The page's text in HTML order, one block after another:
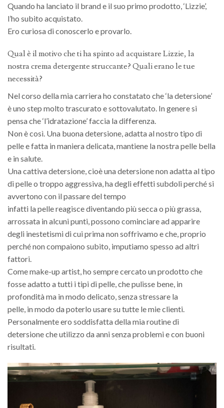
Quando ha lanciato il brand e il suo primo prodotto, ‘Lizzie’,
l’ho subito acquistato.
Ero curiosa di conoscerlo e provarlo.
Qual è il motivo che ti ha spinto ad acquistare Lizzie, la
nostra crema detergente struccante? Quali erano le tue
necessità?
Nel corso della mia carriera ho constatato che ‘la detersione’
è uno step molto trascurato e sottovalutato. In genere si
pensa che ‘l’idratazione’ faccia la differenza.
Non è così. Una buona detersione, adatta al nostro tipo di
pelle e fatta in maniera delicata, mantiene la nostra pelle bella
e in salute.
Una cattiva detersione, cioè una detersione non adatta al tipo
di pelle o troppo aggressiva, ha degli effetti subdoli perché si
avvertono con il passare del tempo
infatti la pelle reagisce diventando più secca o più grassa,
arrossata in alcuni punti, possono cominciare ad apparire
degli inestetismi di cui prima non soffrivamo e che, proprio
perché non compaiono subito, imputiamo spesso ad altri
fattori.
Come make-up artist, ho sempre cercato un prodotto che
fosse adatto a tutti i tipi di pelle, che pulisse bene, in
profondità ma in modo delicato, senza stressare la
pelle, in modo da poterlo usare su tutte le mie clienti.
Personalmente ero soddisfatta della mia routine di
detersione che utilizzo da anni senza problemi e con buoni
risultati.